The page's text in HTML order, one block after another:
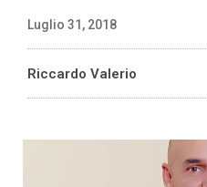
Luglio 31, 2018
Riccardo Valerio